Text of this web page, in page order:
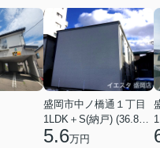
盛岡市中ノ橋通１丁目
1LDK＋S(納戸) (36.80㎡)
5.6万円